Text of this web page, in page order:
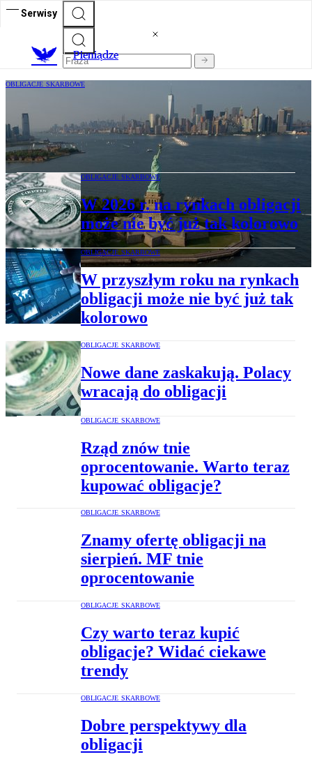
Serwisy
Pieniądze
OBLIGACJE SKARBOWE
Rentowności obligacji alarmują
inwestorów. Rynek boi się nowej fali
inflacji
OBLIGACJE SKARBOWE
W 2026 r. na rynkach obligacji
może nie być już tak kolorowo
OBLIGACJE SKARBOWE
W przyszłym roku na rynkach
obligacji może nie być już tak
kolorowo
OBLIGACJE SKARBOWE
Nowe dane zaskakują. Polacy
wracają do obligacji
OBLIGACJE SKARBOWE
Rząd znów tnie
oprocentowanie. Warto teraz
kupować obligacje?
OBLIGACJE SKARBOWE
Znamy ofertę obligacji na
sierpień. MF tnie
oprocentowanie
OBLIGACJE SKARBOWE
Czy warto teraz kupić
obligacje? Widać ciekawe
trendy
OBLIGACJE SKARBOWE
Dobre perspektywy dla
obligacji